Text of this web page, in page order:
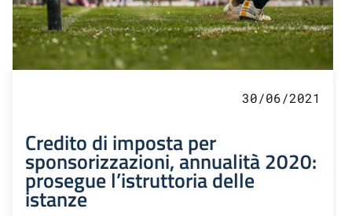
30/06/2021
Credito di imposta per
sponsorizzazioni, annualità 2020:
prosegue l’istruttoria delle
istanze